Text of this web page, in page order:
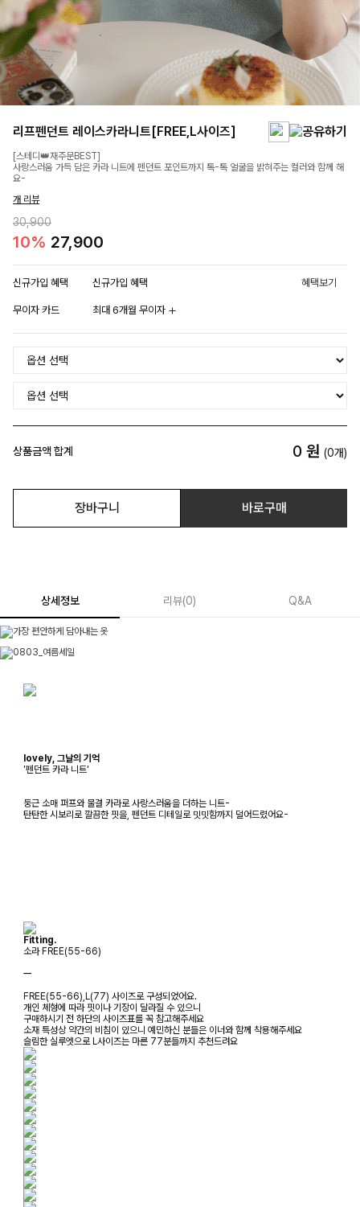
리프펜던트 레이스카라니트[FREE,L사이즈]
[스테디👑재주문BEST]
사랑스러움 가득 담은 카라 니트에 펜던트 포인트까지 톡-톡 얼굴을 밝혀주는 컬러와 함께 해
요-
개 리뷰
30,900
10% 27,900
신규가입 혜택 신규가입 혜택 혜택보기
무이자 카드 최대 6개월 무이자
상품금액 합계 0 원 (0개)
장바구니 바로구매
상세정보 리뷰(0) Q&A
lovely, 그날의 기억
'펜던트 카라 니트'
둥근 소매 퍼프와 물결 카라로 사랑스러움을 더하는 니트-
탄탄한 시보리로 깔끔한 핏을, 펜던트 디테일로 밋밋함까지 덜어드렸어요-
Fitting.
소라 FREE(55-66)
ㅡ
FREE(55-66),L(77) 사이즈로 구성되었어요.
개인 체형에 따라 핏이나 기장이 달라질 수 있으니
구매하시기 전 하단의 사이즈표를 꼭 참고해주세요
소재 특성상 약간의 비침이 있으니 예민하신 분들은 이너와 함께 착용해주세요
슬림한 실루엣으로 L사이즈는 마른 77분들까지 추천드려요